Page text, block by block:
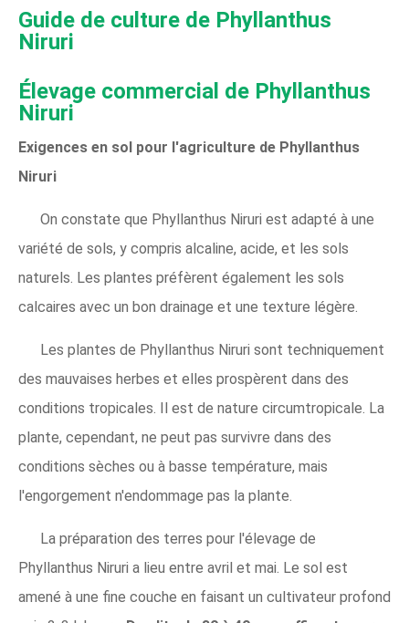
Guide de culture de Phyllanthus
Niruri
Élevage commercial de Phyllanthus
Niruri
Exigences en sol pour l'agriculture de Phyllanthus
Niruri
On constate que Phyllanthus Niruri est adapté à une
variété de sols, y compris alcaline, acide, et les sols
naturels. Les plantes préfèrent également les sols
calcaires avec un bon drainage et une texture légère.
Les plantes de Phyllanthus Niruri sont techniquement
des mauvaises herbes et elles prospèrent dans des
conditions tropicales. Il est de nature circumtropicale. La
plante, cependant, ne peut pas survivre dans des
conditions sèches ou à basse température, mais
l'engorgement n'endommage pas la plante.
La préparation des terres pour l'élevage de
Phyllanthus Niruri a lieu entre avril et mai. Le sol est
amené à une fine couche en faisant un cultivateur profond